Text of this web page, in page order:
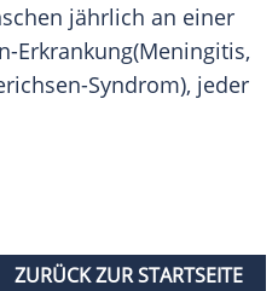
jährlich an einer
Erkrankung(Meningitis,
Syndrom), jeder
ZURÜCK ZUR STARTSEITE